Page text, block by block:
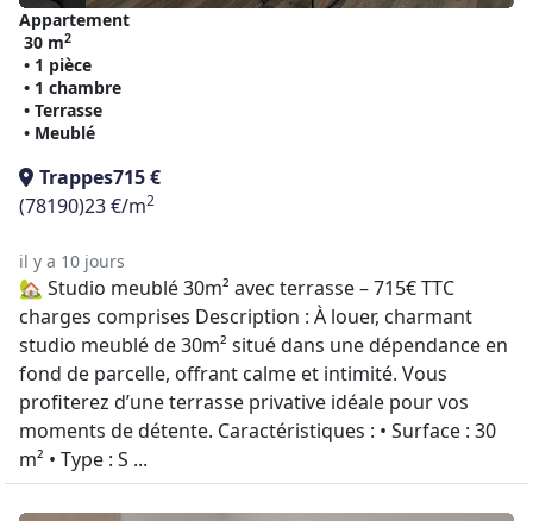
Appartement
30 m2
• 1 pièce
• 1 chambre
• Terrasse
• Meublé
Trappes715 €
(78190)23 €/m2
il y a 10 jours
🏡 Studio meublé 30m² avec terrasse – 715€ TTC
charges comprises Description : À louer, charmant
studio meublé de 30m² situé dans une dépendance en
fond de parcelle, offrant calme et intimité. Vous
profiterez d’une terrasse privative idéale pour vos
moments de détente. Caractéristiques : • Surface : 30
m² • Type : S ...